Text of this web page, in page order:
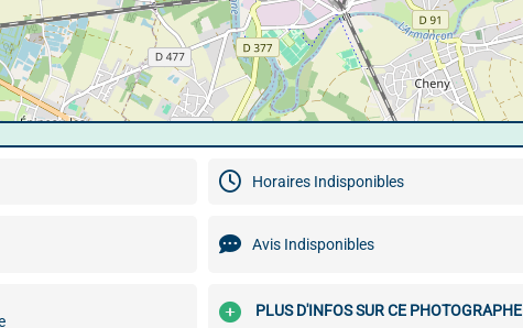
Horaires Indisponibles
Avis Indisponibles
PLUS D'INFOS SUR CE PHOTOGRAPHE